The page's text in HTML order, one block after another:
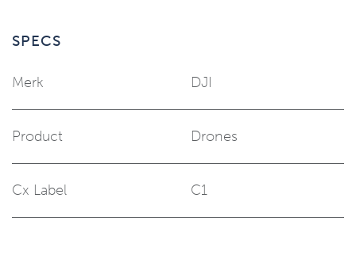
SPECS
Merk DJI
Product Drones
Cx Label C1